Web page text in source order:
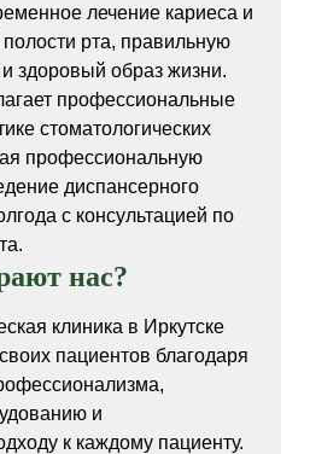
лечение кариеса и
рта, правильную
и здоровый образ жизни.
профессиональные
стоматологических
профессиональную
диспансерного
с консультацией по
нас?
клиника в Иркутске
пациентов благодаря
и
к каждому пациенту.